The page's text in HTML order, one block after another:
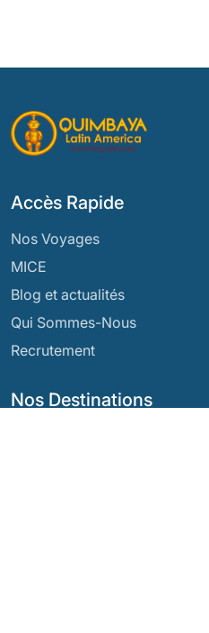
Nos Destinations
Accès Rapide
Nos Voyages
MICE
Blog et actualités
Qui Sommes-Nous
Recrutement